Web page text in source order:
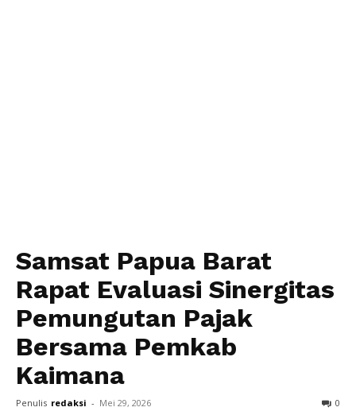
Samsat Papua Barat
Rapat Evaluasi Sinergitas
Pemungutan Pajak
Bersama Pemkab
Kaimana
Penulis redaksi - Mei 29, 2026 0